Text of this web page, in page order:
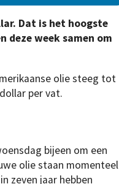
Dat is het hoogste
deze week samen om
olie steeg tot
per vat.
bijeen om een
olie staan momenteel
zeven jaar hebben